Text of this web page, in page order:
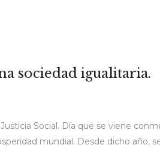
sociedad igualitaria.
Social. Día que se viene
mundial. Desde dicho año,